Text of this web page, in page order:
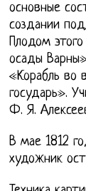
основные
создании
Плодом
осады
«Корабль во
государь».
Ф. Я.
В мае 1812
художник